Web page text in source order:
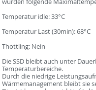
Temperatur idle: 33°C
Temperatur Last (30min): 68°C
Thottling: Nein
Die SSD bleibt auch unter
Temperaturbereiche.
Durch die niedrige
Wärmemanagement bleibt sie